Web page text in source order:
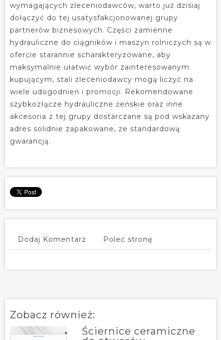
wymagających zleceniodawców, warto już dzisiaj
dołączyć do tej usatysfakcjonowanej grupy
partnerów biznesowych. Części zamienne
hydrauliczne do ciągników i maszyn rolniczych są w
ofercie starannie scharakteryzowane, aby
maksymalnie ułatwić wybór zainteresowanym
kupującym, stali zleceniodawcy mogą liczyć na
wiele udogodnień i promocji. Rekomendowane
szybkozłącze hydrauliczne żeńskie oraz inne
akcesoria z tej grupy dostarczane są pod wskazany
adres solidnie zapakowane, ze standardową
gwarancją.
Dodaj Komentarz Poleć stronę
Zobacz również:
Ściernice ceramiczne